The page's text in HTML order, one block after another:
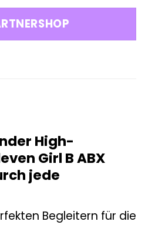
High-
Girl B ABX
jede
Begleitern für die